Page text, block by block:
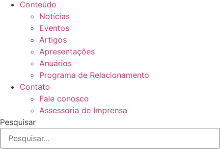
Conteúdo
Notícias
Eventos
Artigos
Apresentações
Anuários
Programa de Relacionamento
Contato
Fale conosco
Assessoria de Imprensa
Pesquisar